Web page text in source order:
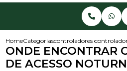
HomeCategoriascontroladores de acesso
ONDE ENCONTRAR
DE ACESSO